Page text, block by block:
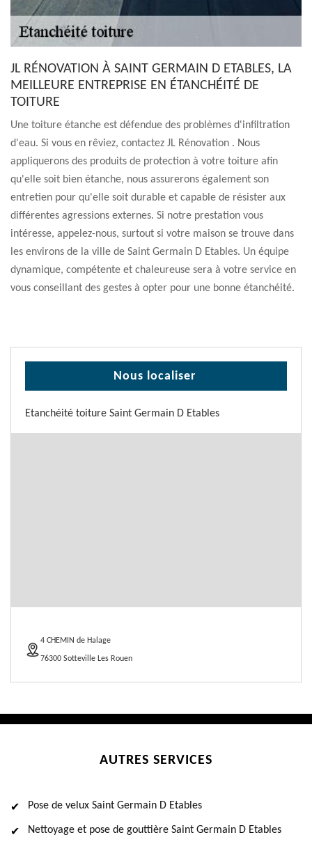
JL RÉNOVATION À SAINT GERMAIN D ETABLES, LA
MEILLEURE ENTREPRISE EN ÉTANCHÉITÉ DE
TOITURE
Une toiture étanche est défendue des problèmes d'infiltration
d'eau. Si vous en rêviez, contactez JL Rénovation . Nous
appliquerons des produits de protection à votre toiture afin
qu'elle soit bien étanche, nous assurerons également son
entretien pour qu'elle soit durable et capable de résister aux
différentes agressions externes. Si notre prestation vous
intéresse, appelez-nous, surtout si votre maison se trouve dans
les environs de la ville de Saint Germain D Etables. Un équipe
dynamique, compétente et chaleureuse sera à votre service en
vous conseillant des gestes à opter pour une bonne étanchéité.
Nous localiser
Etanchéité toiture Saint Germain D Etables
4 CHEMIN de Halage
76300 Sotteville Les Rouen
AUTRES SERVICES
Pose de velux Saint Germain D Etables
Nettoyage et pose de gouttière Saint Germain D Etables